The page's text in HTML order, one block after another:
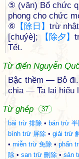
⑤ (văn) Bổ chức
phong cho chức
⑥ 【 除 日 】 trừ
[chuýè];
【 除夕 】
Tết.
Từ điển Nguyễn
Bậc thềm — Bỏ
chia — Ta lại hiểu
Từ ghép
37
bài trừ 排除 • bán trừ
bình trừ 屏除 • giải trừ
• miễn trừ 免除 • phẩn
除 • san trừ 刪除 • sản